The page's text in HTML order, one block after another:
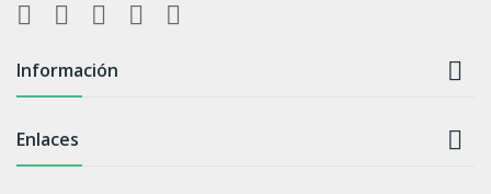
Información 
Enlaces 